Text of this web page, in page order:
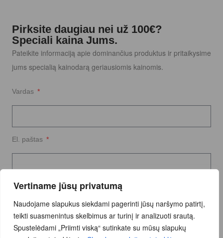
Vertiname jūsų privatumą
Naudojame slapukus siekdami pagerinti jūsų naršymo patirtį,
teikti suasmenintus skelbimus ar turinį ir analizuoti srautą.
Spustelėdami „Priimti viską“ sutinkate su mūsų slapukų
Pirksite daugiau nei už 100€?
Speciali kaina Jums.
Pateikite informaciją apie dominančius produktus ir pritaikysime
jums specialią kainodarą geriausiomis kainomis.
Vardas
El. paštas
Užklausos tekstas